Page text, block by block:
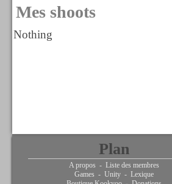
Mes shoots
Nothing
Plan
A propos - Liste des membres
Games - Unity - Lexique